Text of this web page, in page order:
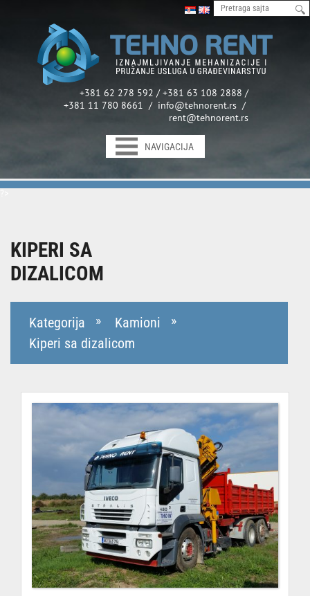
+381 62 278 592 / +381 63 108 2888 /
+381 11 780 8661 / info@tehnorent.rs /
rent@tehnorent.rs
NAVIGACIJA
KIPERI SA
DIZALICOM
Kategorija » Kamioni
»
Kiperi sa dizalicom